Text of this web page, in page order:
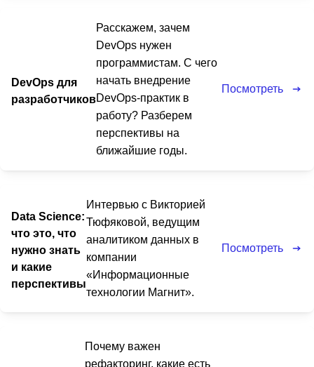
DevOps для
разработчиков
Расскажем, зачем
DevOps нужен
программистам. С чего
начать внедрение
DevOps-практик в
работу? Разберем
перспективы на
ближайшие годы.
Посмотреть
Data Science:
что это, что
нужно знать
и какие
перспективы
Интервью с Викторией
Тюфяковой, ведущим
аналитиком данных в
компании
«Информационные
технологии Магнит».
Посмотреть
Почему важен
рефакторинг, какие есть